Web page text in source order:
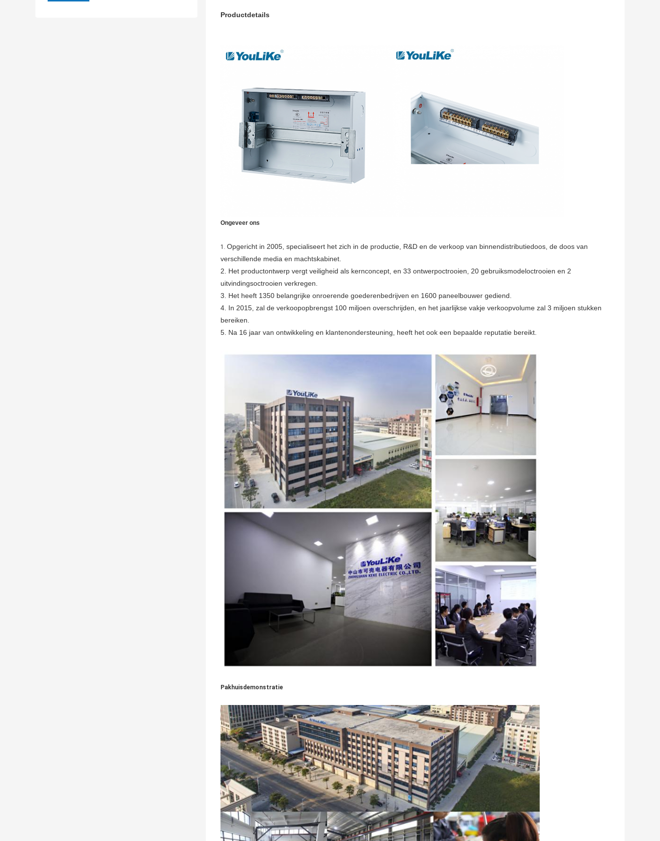
Productdetails
Ongeveer ons
1. Opgericht in 2005, specialiseert het zich in de productie, R&D en de verkoop van binnendistributiedoos, de doos van
verschillende media en machtskabinet.
2. Het productontwerp vergt veiligheid als kernconcept, en 33 ontwerpoctrooien, 20 gebruiksmodeloctrooien en 2
uitvindingsoctrooien verkregen.
3. Het heeft 1350 belangrijke onroerende goederenbedrijven en 1600 paneelbouwer gediend.
4. In 2015, zal de verkoopopbrengst 100 miljoen overschrijden, en het jaarlijkse vakje verkoopvolume zal 3 miljoen stukken
bereiken.
5. Na 16 jaar van ontwikkeling en klantenondersteuning, heeft het ook een bepaalde reputatie bereikt.
Pakhuisdemonstratie